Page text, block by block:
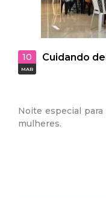
a essência das
29
A